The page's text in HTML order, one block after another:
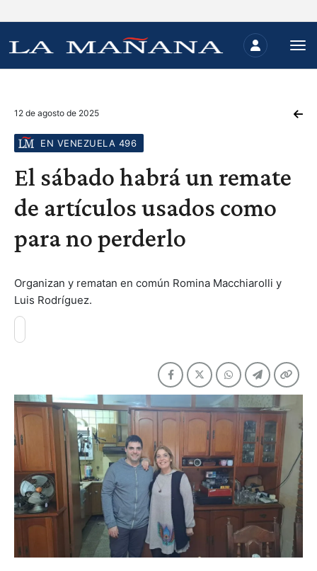
12 de agosto de 2025
EN VENEZUELA 496
El sábado habrá un remate
de artículos usados como
para no perderlo
Organizan y rematan en común Romina Macchiarolli y
Luis Rodríguez.